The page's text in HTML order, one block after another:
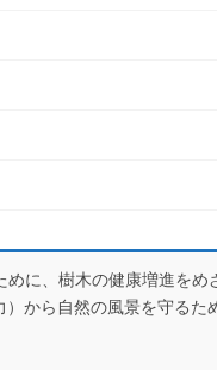
めに、樹木の健康増進をめ
から自然の風景を守るた